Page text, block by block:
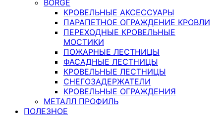
BORGE
КРОВЕЛЬНЫЕ АКСЕССУАРЫ
ПАРАПЕТНОЕ ОГРАЖДЕНИЕ КРОВЛИ
ПЕРЕХОДНЫЕ КРОВЕЛЬНЫЕ
МОСТИКИ
ПОЖАРНЫЕ ЛЕСТНИЦЫ
ФАСАДНЫЕ ЛЕСТНИЦЫ
КРОВЕЛЬНЫЕ ЛЕСТНИЦЫ
СНЕГОЗАДЕРЖАТЕЛИ
КРОВЕЛЬНЫЕ ОГРАЖДЕНИЯ
МЕТАЛЛ ПРОФИЛЬ
ПОЛЕЗНОЕ